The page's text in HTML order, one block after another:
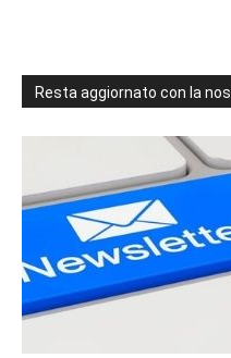
Resta aggiornato con la